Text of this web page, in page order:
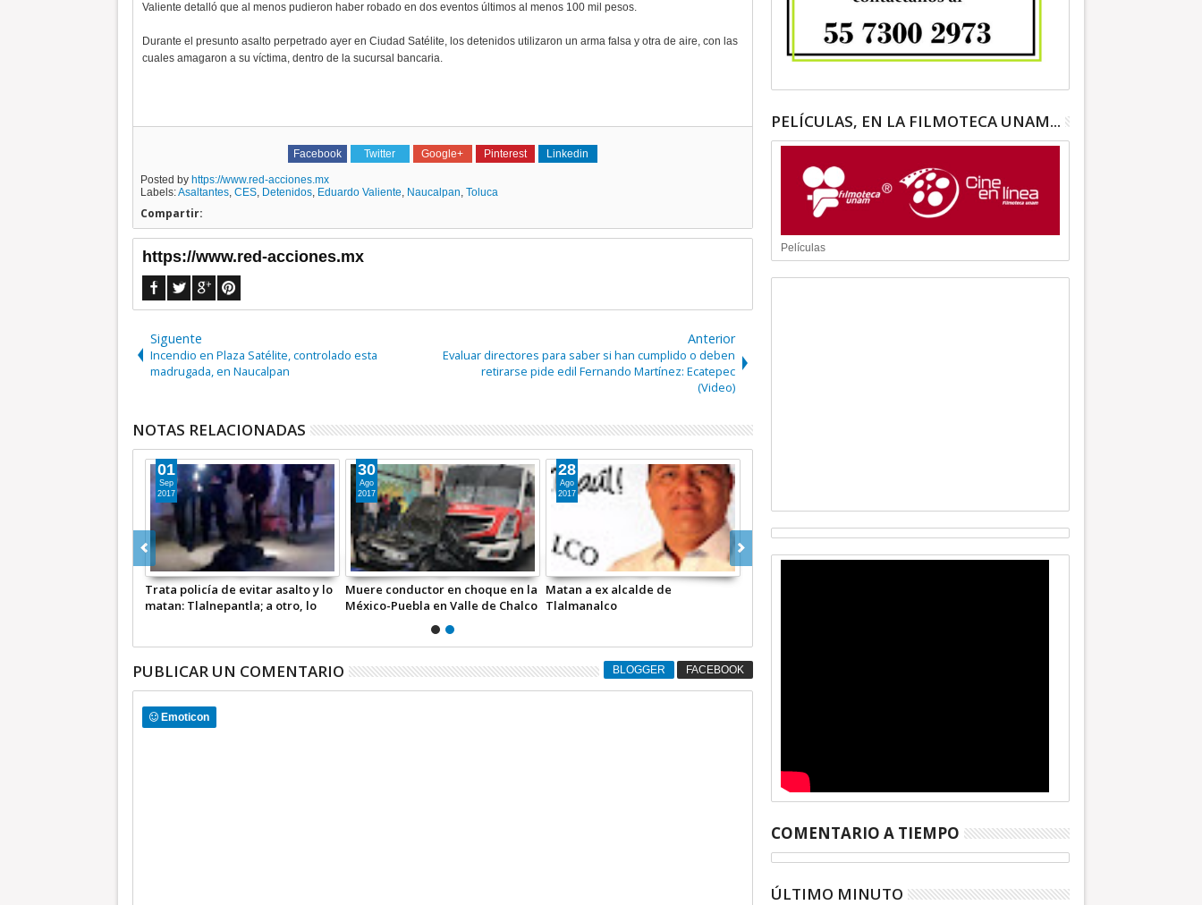
Valiente detalló que al menos pudieron haber robado en dos eventos últimos al menos 100 mil pesos.
Durante el presunto asalto perpetrado ayer en Ciudad Satélite, los detenidos utilizaron un arma falsa y otra de aire, con las
cuales amagaron a su víctima, dentro de la sucursal bancaria.
Facebook Twitter Google+ Pinterest Linkedin
Posted by https://www.red-acciones.mx
Labels:Asaltantes, CES, Detenidos, Eduardo Valiente, Naucalpan, Toluca
Compartir:
https://www.red-acciones.mx
Siguente
Incendio en Plaza Satélite, controlado esta
madrugada, en Naucalpan
Anterior
Evaluar directores para saber si han cumplido o deben
retirarse pide edil Fernando Martínez: Ecatepec
(Video)
NOTAS RELACIONADAS
Trata policía de evitar asalto y lo
matan: Tlalnepantla; a otro, lo
01
Sep
2017
Muere conductor en choque en la
México-Puebla en Valle de Chalco
30
Ago
2017
Matan a ex alcalde de
Tlalmanalco
28
Ago
2017
PUBLICAR UN COMENTARIO BLOGGER FACEBOOK
Emoticon
PELÍCULAS, EN LA FILMOTECA UNAM...
Películas
COMENTARIO A TIEMPO
ÚLTIMO MINUTO